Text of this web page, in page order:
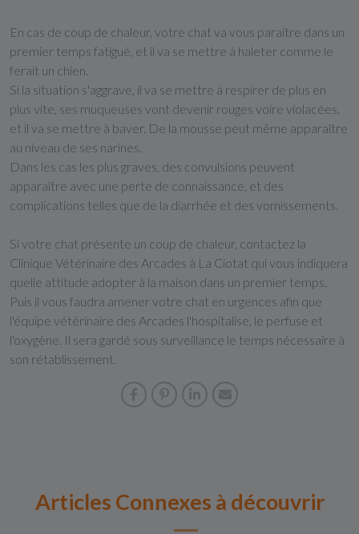
En cas de coup de chaleur, votre chat va vous paraître dans un
premier temps fatigué, et il va se mettre à haleter comme le
ferait un chien.
Si la situation s'aggrave, il va se mettre à respirer de plus en
plus vite, ses muqueuses vont devenir rouges voire violacées,
et il va se mettre à baver. De la mousse peut même apparaître
au niveau de ses narines.
Dans les cas les plus graves, des convulsions peuvent
apparaître avec une perte de connaissance, et des
complications telles que de la diarrhée et des vomissements.
Si votre chat présente un coup de chaleur, contactez la
Clinique Vétérinaire des Arcades à La Ciotat qui vous indiquera
quelle attitude adopter à la maison dans un premier temps.
Puis il vous faudra amener votre chat en urgences afin que
l'équipe vétérinaire des Arcades l'hospitalise, le perfuse et
l'oxygène. Il sera gardé sous surveillance le temps nécessaire à
son rétablissement.
Articles Connexes à découvrir